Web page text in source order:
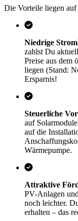
Die Vorteile liegen auf
Niedrige
zahlst Du
Preise aus dem
liegen (Stand:
Ersparnis!
Steuerliche
auf
auf die
Wärmepumpe.
Attraktive
PV-Anlagen
noch leichter.
erhalten – das